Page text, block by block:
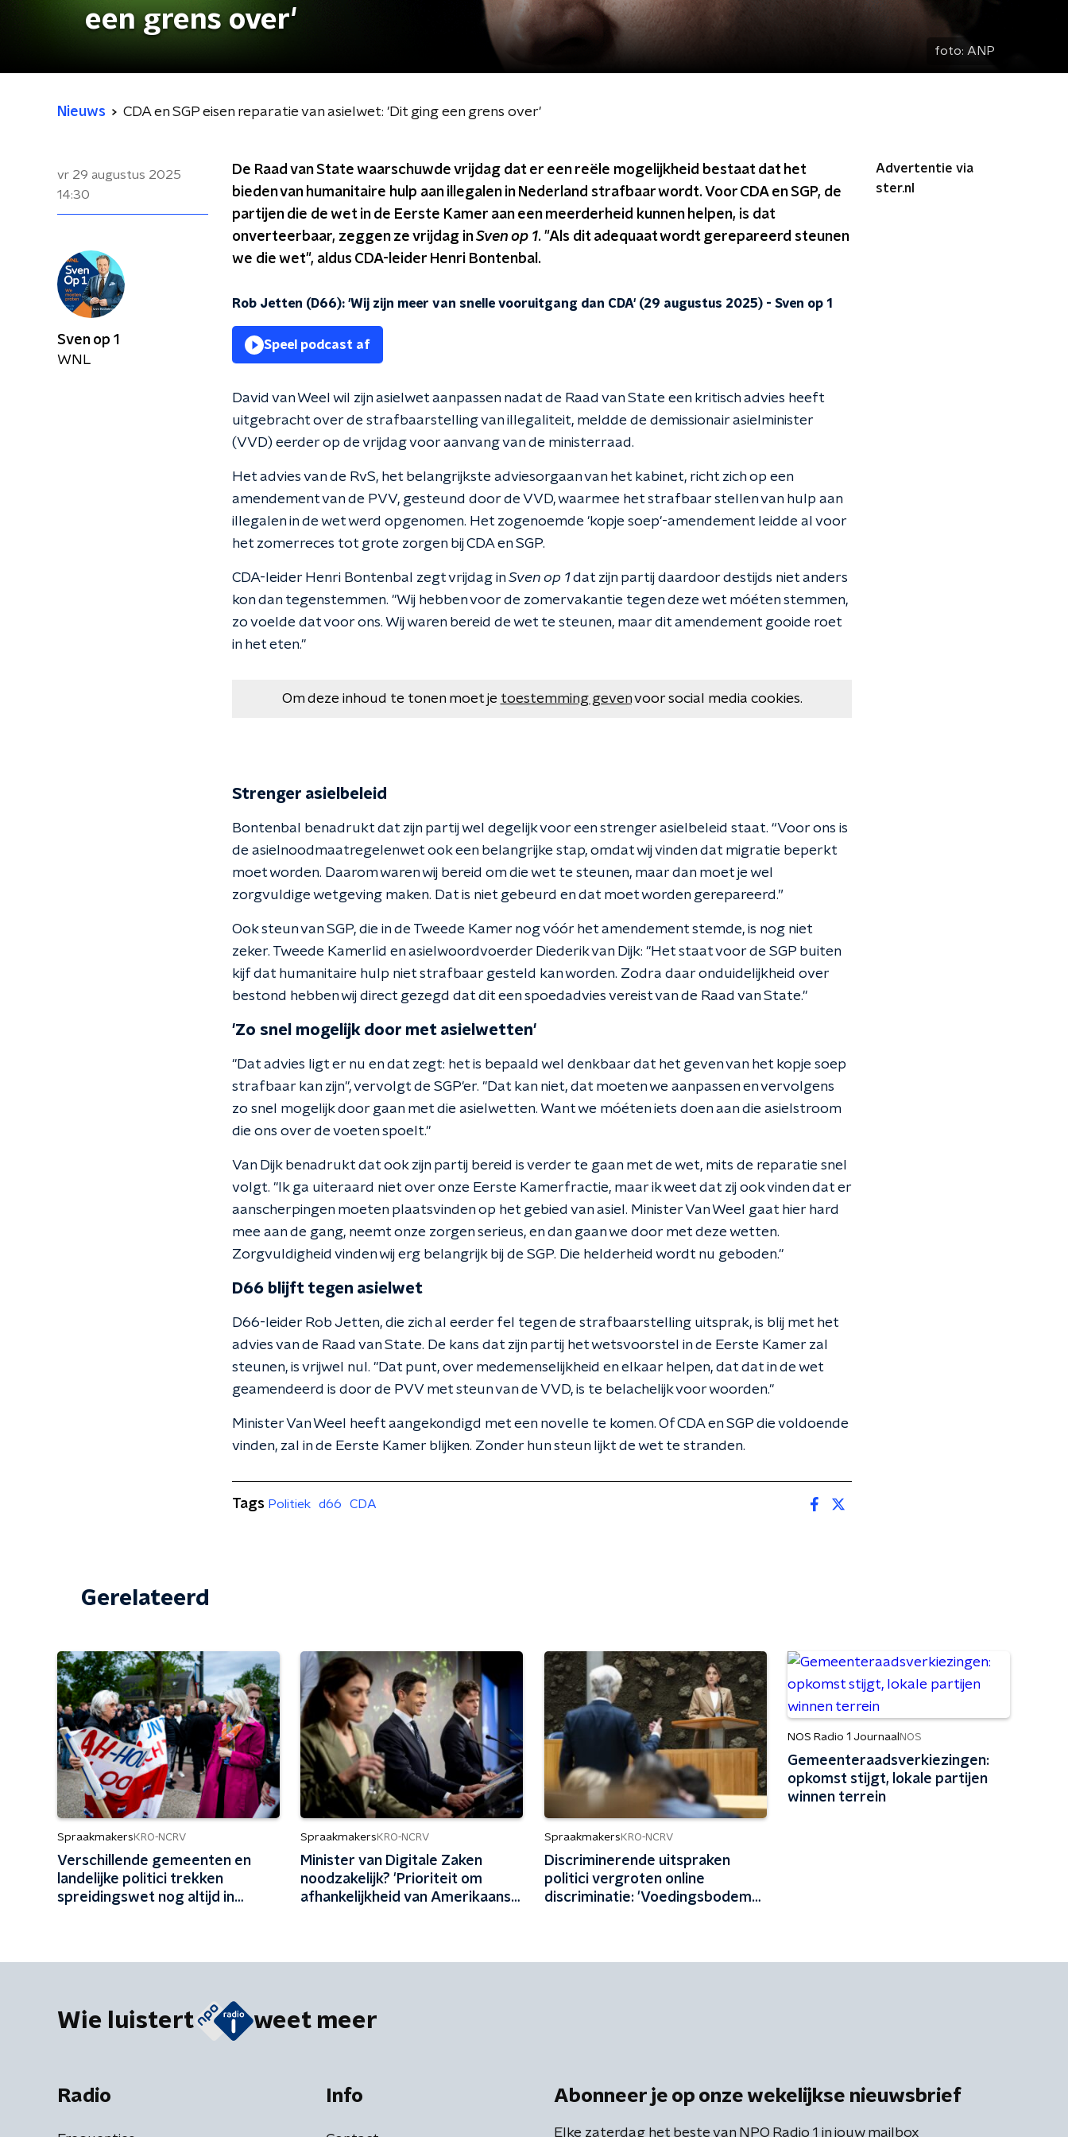
een grens over'
foto: ANP
Nieuws CDA en SGP eisen reparatie van asielwet: 'Dit ging een grens over'
vr 29 augustus 2025
14:30
De Raad van State waarschuwde vrijdag dat er een reële mogelijkheid bestaat dat het
bieden van humanitaire hulp aan illegalen in Nederland strafbaar wordt. Voor CDA en SGP, de
partijen die de wet in de Eerste Kamer aan een meerderheid kunnen helpen, is dat
onverteerbaar, zeggen ze vrijdag inSven op 1. "Als dit adequaat wordt gerepareerd steunen
we die wet", aldus CDA-leider Henri Bontenbal.
Rob Jetten (D66): 'Wij zijn meer van snelle vooruitgang dan CDA' (29 augustus 2025) - Sven op 1
Speel podcast af
David van Weel wil zijn asielwet aanpassen nadat de Raad van State een kritisch advies heeft
uitgebracht over de strafbaarstelling van illegaliteit, meldde de demissionair asielminister
(VVD) eerder op de vrijdag voor aanvang van de ministerraad.
Het advies van de RvS, het belangrijkste adviesorgaan van het kabinet, richt zich op een
amendement van de PVV, gesteund door de VVD, waarmee het strafbaar stellen van hulp aan
illegalen in de wet werd opgenomen. Het zogenoemde 'kopje soep'-amendement leidde al voor
het zomerreces tot grote zorgen bij CDA en SGP.
CDA-leider Henri Bontenbal zegt vrijdag inSven op 1dat zijn partij daardoor destijds niet anders
kon dan tegenstemmen. "Wij hebben voor de zomervakantie tegen deze wet móéten stemmen,
zo voelde dat voor ons. Wij waren bereid de wet te steunen, maar dit amendement gooide roet
in het eten."
Om deze inhoud te tonen moet je toestemming gevenvoor social media cookies.
Strenger asielbeleid
Bontenbal benadrukt dat zijn partij wel degelijk voor een strenger asielbeleid staat. “Voor ons is
de asielnoodmaatregelenwet ook een belangrijke stap, omdat wij vinden dat migratie beperkt
moet worden. Daarom waren wij bereid om die wet te steunen, maar dan moet je wel
zorgvuldige wetgeving maken. Dat is niet gebeurd en dat moet worden gerepareerd.”
Ook steun van SGP, die in de Tweede Kamer nog vóór het amendement stemde, is nog niet
zeker. Tweede Kamerlid en asielwoordvoerder Diederik van Dijk: "Het staat voor de SGP buiten
kijf dat humanitaire hulp niet strafbaar gesteld kan worden. Zodra daar onduidelijkheid over
bestond hebben wij direct gezegd dat dit een spoedadvies vereist van de Raad van State."
'Zo snel mogelijk door met asielwetten'
"Dat advies ligt er nu en dat zegt: het is bepaald wel denkbaar dat het geven van het kopje soep
strafbaar kan zijn", vervolgt de SGP'er. "Dat kan niet, dat moeten we aanpassen en vervolgens
zo snel mogelijk door gaan met die asielwetten. Want we móéten iets doen aan die asielstroom
die ons over de voeten spoelt."
Van Dijk benadrukt dat ook zijn partij bereid is verder te gaan met de wet, mits de reparatie snel
volgt. "Ik ga uiteraard niet over onze Eerste Kamerfractie, maar ik weet dat zij ook vinden dat er
aanscherpingen moeten plaatsvinden op het gebied van asiel. Minister Van Weel gaat hier hard
mee aan de gang, neemt onze zorgen serieus, en dan gaan we door met deze wetten.
Zorgvuldigheid vinden wij erg belangrijk bij de SGP. Die helderheid wordt nu geboden."
D66 blijft tegen asielwet
D66-leider Rob Jetten, die zich al eerder fel tegen de strafbaarstelling uitsprak, is blij met het
advies van de Raad van State. De kans dat zijn partij het wetsvoorstel in de Eerste Kamer zal
steunen, is vrijwel nul. "Dat punt, over medemenselijkheid en elkaar helpen, dat dat in de wet
geamendeerd is door de PVV met steun van de VVD, is te belachelijk voor woorden."
Minister Van Weel heeft aangekondigd met een novelle te komen. Of CDA en SGP die voldoende
vinden, zal in de Eerste Kamer blijken. Zonder hun steun lijkt de wet te stranden.
Advertentie via
ster.nl
Sven op 1
WNL
Tags Politiek d66 CDA
Gerelateerd
Spraakmakers KRO-NCRV
Verschillende gemeenten en
landelijke politici trekken
spreidingswet nog altijd in
Spraakmakers KRO-NCRV
Minister van Digitale Zaken
noodzakelijk? 'Prioriteit om
afhankelijkheid van Amerikaanse
Spraakmakers KRO-NCRV
Discriminerende uitspraken
politici vergroten online
discriminatie: 'Voedingsbodem
NOS Radio 1 Journaal NOS
Gemeenteraadsverkiezingen:
opkomst stijgt, lokale partijen
winnen terrein
Wie luistert weet meer
Radio Info Abonneer je op onze wekelijkse nieuwsbrief
Elke zaterdag het beste van NPO Radio 1 in jouw mailbox